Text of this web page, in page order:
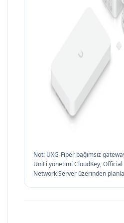
Not: UXG-Fiber bağımsız
UniFi yönetimi CloudKey,
Network Server üzerinden